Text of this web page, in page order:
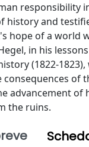
responsibility
history and
hope of a world
in his
(1822-
of
advancement of
the ruins.